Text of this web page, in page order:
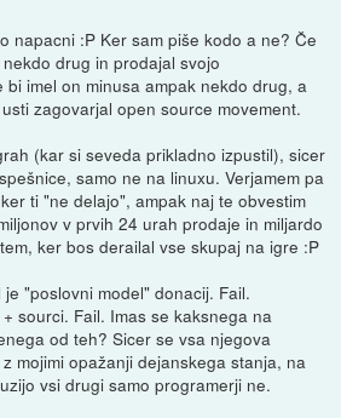
napacni :P Ker sam piše kodo a ne? Če
drug in prodajal svojo
bi imel on minusa ampak nekdo drug, a
zagovarjal open source movement.
(kar si seveda prikladno izpustil), sicer
samo ne na linuxu. Verjamem pa
ti "ne delajo", ampak naj te obvestim
v prvih 24 urah prodaje in miljardo
ker bos derailal vse skupaj na igre :P
"poslovni model" donacij. Fail.
sourci. Fail. Imas se kaksnega na
od teh? Sicer se vsa njegova
mojimi opažanji dejanskega stanja, na
vsi drugi samo programerji ne.